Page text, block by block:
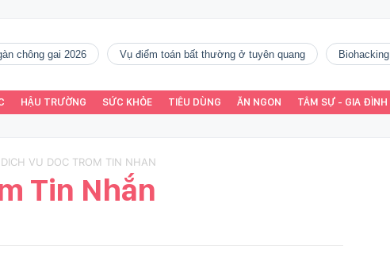
chông gai 2026 vụ điểm toán bất thường ở tuyên quang Biohacking
HẬU TRƯỜNG SỨC KHỎE TIÊU DÙNG ĂN NGON TÂM SỰ - GIA ĐÌNH
VU DOC TROM TIN NHAN
Tin Nhắn